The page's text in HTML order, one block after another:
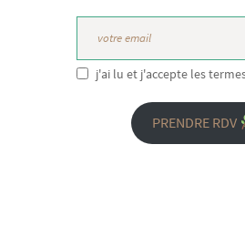
j'ai lu et j'accepte les
PRENDRE RDV